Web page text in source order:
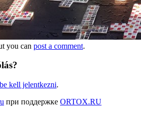
you can post a comment.
be kell jelentkezni.
при поддержке ORTOX.RU